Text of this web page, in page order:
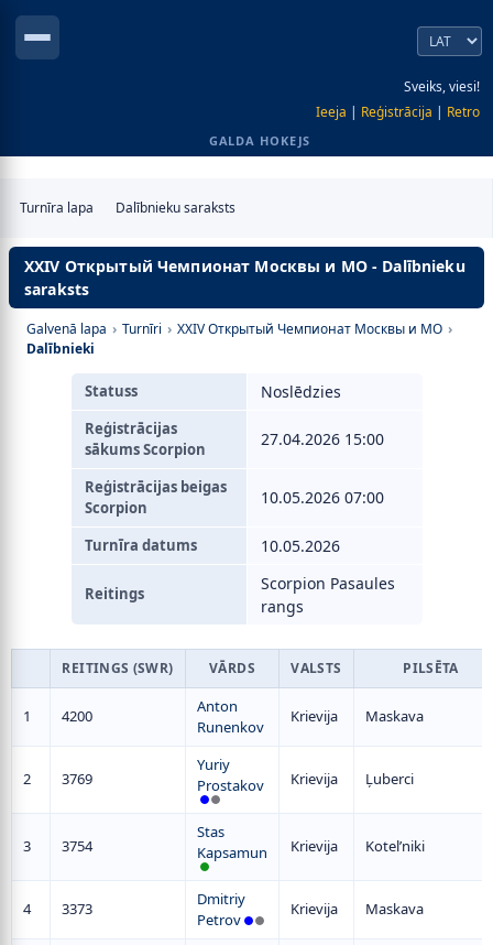
Sveiks, viesi!
Ieeja | Reģistrācija | Retro
GALDA HOKEJS
Turnīra lapa Dalībnieku saraksts
XXIV Открытый Чемпионат Москвы и МО - Dalībnieku
saraksts
Galvenā lapa › Turnīri › XXIV Открытый Чемпионат Москвы и МО ›
Dalībnieki
Statuss Noslēdzies
Reģistrācijas
sākums Scorpion
27.04.2026 15:00
Reģistrācijas beigas
Scorpion
10.05.2026 07:00
Turnīra datums 10.05.2026
Reitings
Scorpion Pasaules
rangs
REITINGS (SWR) VĀRDS VALSTS PILSĒTA
1 4200
Anton
Runenkov
Krievija Maskava
2 3769
Yuriy
Prostakov
Krievija Ļuberci
3 3754
Stas
Kapsamun
Krievija Kotel’niki
4 3373
Dmitriy
Petrov
Krievija Maskava